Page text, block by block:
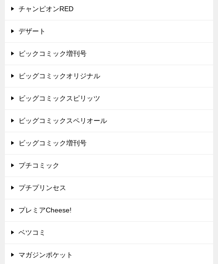
チャンピオンRED
デザート
ビックコミック増刊号
ビッグコミックオリジナル
ビッグコミックスピリッツ
ビッグコミックスペリオール
ビッグコミック増刊号
プチコミック
プチプリンセス
プレミアCheese!
ベツコミ
マガジンポケット